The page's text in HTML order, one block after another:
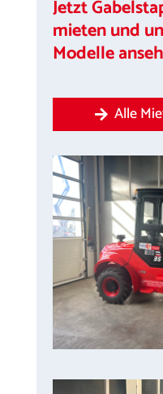
Jetzt
mieten und
Modelle
Alle